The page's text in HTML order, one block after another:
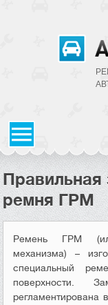
Правильная
ремня ГРМ
Ремень ГРМ (или
механизма) –
специальный
поверхности.
регламентирована